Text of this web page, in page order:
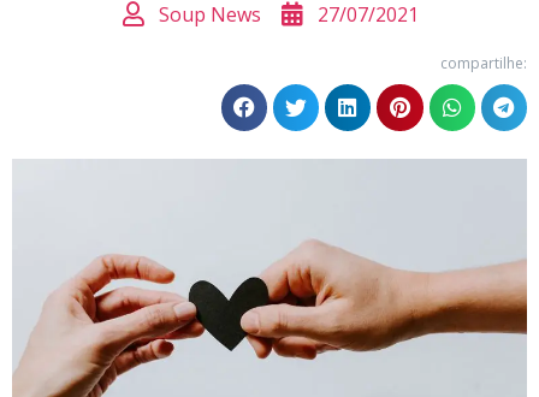
Soup News 27/07/2021
compartilhe: